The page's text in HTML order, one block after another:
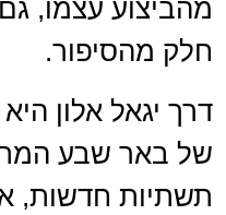
מהביצוע עצמו,
חלק מהסיפור.
דרך יגאל אלון
של באר שבע
תשתיות חדשות,